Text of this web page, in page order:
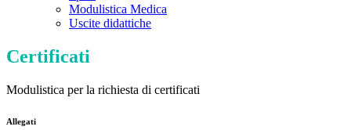
Modulistica Medica
Uscite didattiche
Certificati
Modulistica per la richiesta di certificati
Allegati